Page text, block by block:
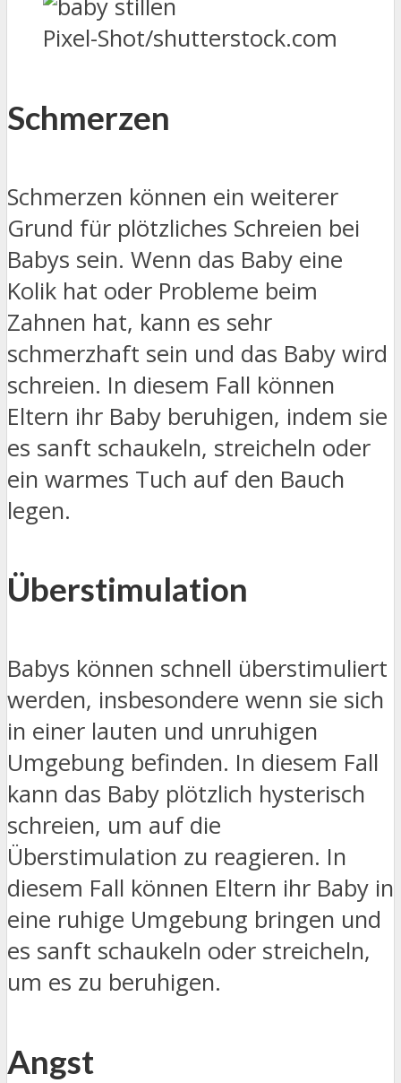
Pixel-Shot/shutterstock.com
Schmerzen
Schmerzen können ein weiterer
Grund für plötzliches Schreien bei
Babys sein. Wenn das Baby eine
Kolik hat oder Probleme beim
Zahnen hat, kann es sehr
schmerzhaft sein und das Baby wird
schreien. In diesem Fall können
Eltern ihr Baby beruhigen, indem sie
es sanft schaukeln, streicheln oder
ein warmes Tuch auf den Bauch
legen.
Überstimulation
Babys können schnell überstimuliert
werden, insbesondere wenn sie sich
in einer lauten und unruhigen
Umgebung befinden. In diesem Fall
kann das Baby plötzlich hysterisch
schreien, um auf die
Überstimulation zu reagieren. In
diesem Fall können Eltern ihr Baby in
eine ruhige Umgebung bringen und
es sanft schaukeln oder streicheln,
um es zu beruhigen.
Angst